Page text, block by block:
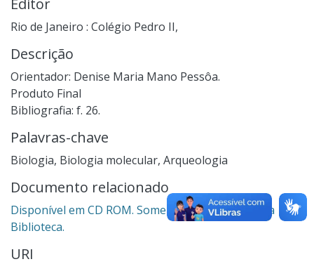
Rio de Janeiro : Colégio Pedro II,
Descrição
Orientador: Denise Maria Mano Pessôa.
Produto Final
Bibliografia: f. 26.
Palavras-chave
Biologia, Biologia molecular, Arqueologia
Documento relacionado
Disponível em CD ROM. Somente para consulta na
Biblioteca.
URI